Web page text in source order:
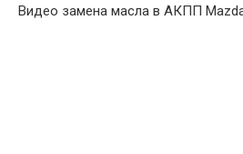
Видео замена масла в АКПП